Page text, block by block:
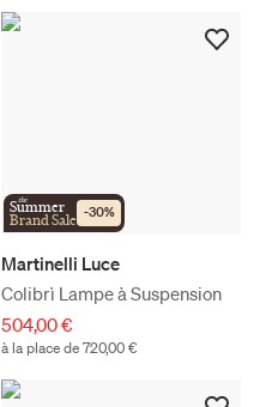
the
Summer
Brand Sale -30%
Martinelli Luce
Colibrì Lampe à Suspension
504,00 €
à la place de 720,00 €